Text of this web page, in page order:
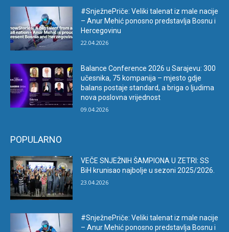
#SnježnePriče: Veliki talenat iz male nacije
– Anur Mehić ponosno predstavlja Bosnu i
Hercegovinu
22.04.2026
Balance Conference 2026 u Sarajevu: 300
učesnika, 75 kompanija – mjesto gdje
balans postaje standard, a briga o ljudima
nova poslovna vrijednost
09.04.2026
POPULARNO
VEČE SNJEŽNIH ŠAMPIONA U ZETRI: SS
BiH krunisao najbolje u sezoni 2025/2026.
23.04.2026
#SnježnePriče: Veliki talenat iz male nacije
– Anur Mehić ponosno predstavlja Bosnu i